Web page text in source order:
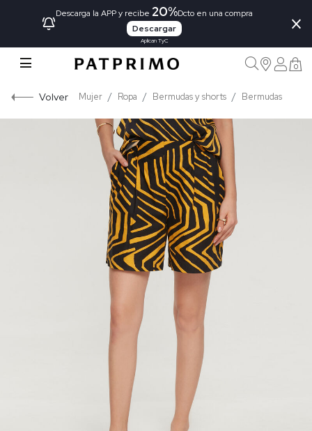
Descarga la APP y recibe 20%Dcto en una compra
Descargar
Aplican TyC
×
0
Volver Mujer Ropa Bermudas y shorts Bermudas